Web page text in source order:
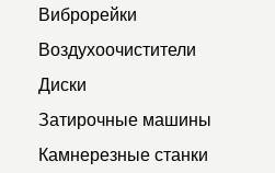
Виброрейки
Воздухоочистители
Диски
Затирочные машины
Камнерезные станки